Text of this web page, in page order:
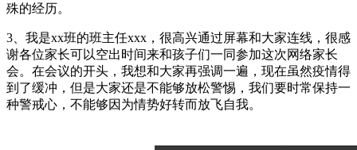
殊的经历。
3、我是xx班的班主任xxx，很高兴通过屏幕和大家连线，很感
谢各位家长可以空出时间来和孩子们一同参加这次网络家长
会。在会议的开头，我想和大家再强调一遍，现在虽然疫情得
到了缓冲，但是大家还是不能够放松警惕，我们要时常保持一
种警戒心，不能够因为情势好转而放飞自我。